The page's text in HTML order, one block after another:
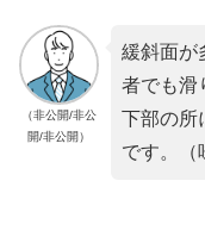
（非公開/非公
開/非公開）
緩斜面が
者でも滑
下部の所
です。（